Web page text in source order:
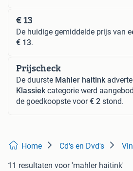
€ 13
De huidige gemiddelde prijs van
€ 13.
Prijscheck
De duurste Mahler haitink
Klassiekcategorie werd
de goedkoopste voor€ 2 stond.
Home Cd's en Dvd's
11 resultaten voor 'mahler haitink'